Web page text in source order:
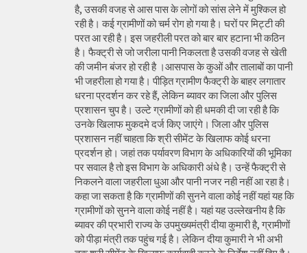
है, उसकी वजह से आस पास के लोगों को सांस लेने में मुश्किल हो
रही है। कई ग्रामीणों को चर्म रोग हो गया है। घरों पर मिट्टी की
परत आ रही है। इस जहरीली परत को बार बार हटाना भी कठिन
है। फैक्ट्री से जो जरीला पानी निकलता है उसकी वजह से खेती
की जमीन बंजर हो रही है ।आसपास के कुओं और तालाबों का पानी
भी जहरीला हो गया है। पीड़ित ग्रामीण फैक्ट्री के बाहर लगातार
धरना प्रदर्शन कर रहे हैं, लेकिन ब्यावर का जिला और पुलिस
प्रशासन चुप है। उल्टे ग्रामीणों को ही धमकी दी जा रही है कि
उनके खिलाफ मुकदमे दर्ज किए जाएंगे। जिला और पुलिस
प्रशासन नहीं चाहता कि श्री सीमेंट के खिलाफ कोई धरना
प्रदर्शन हो। जहां तक पर्यावरण विभाग के अधिकारियों की भूमिका
पर सवाल है तो इस विभाग के अधिकारी अंधे है। उन्हें फैक्ट्री से
निकलने वाला जहरीला धुआ और पानी नजर नही नहीं आ रहा है।
कहा जा सकता है कि ग्रामीणों की सुनने वाला कोई नहीं यहां यह कि
ग्रामीणों को सुनने वाला कोई नहीं है। यहां यह उल्लेखनीय है कि
ब्यावर की प्रभारी राज्य के उपमुख्यमंत्री दीया कुमारी है, ग्रामीणों
को पीड़ा मंत्री तक पहुंच गई है। लेकिन दीया कुमारी ने भी अभी